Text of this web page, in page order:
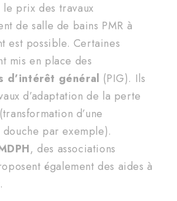
prix des travaux
de salle de bains PMR à
est possible. Certaines
mis en place des
d’intérêt général (PIG). Ils
d’adaptation de la perte
d’une
par exemple).
, des associations
également des aides à